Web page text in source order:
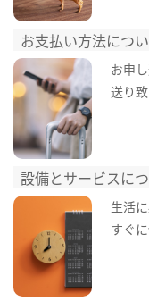
お支払い方法につ
お申
送り致
設備とサービスに
生活
すぐ